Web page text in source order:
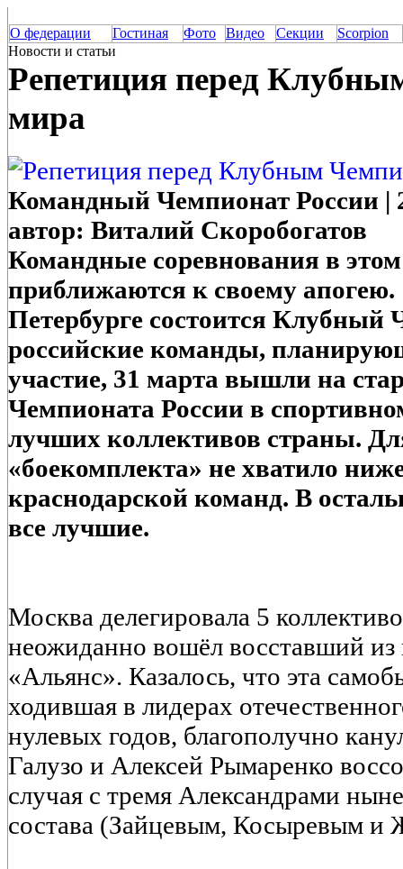
О федерации Гостиная Фото Видео Секции
Scorpion
Новости и статьи
Репетиция перед
мира
Командный Чемпионат России |
автор: Виталий Скоробогатов
Командные соревнования в этом
приближаются к своему
Петербурге состоится Клубный
российские команды,
участие, 31 марта вышли на
Чемпионата России в
лучших коллективов страны.
«боекомплекта» не хватило
краснодарской команд. В
все лучшие.
Москва делегировала 5
неожиданно вошёл восставший из
«Альянс». Казалось, что эта
ходившая в лидерах
нулевых годов, благополучно
Галузо и Алексей Рымаренко
случая с тремя Александрами
состава (Зайцевым, Косыревым и